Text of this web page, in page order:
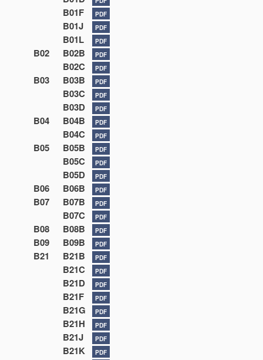
B01F PDF
B01J PDF
B01L PDF
B02 B02B PDF
B02C PDF
B03 B03B PDF
B03C PDF
B03D PDF
B04 B04B PDF
B04C PDF
B05 B05B PDF
B05C PDF
B05D PDF
B06 B06B PDF
B07 B07B PDF
B07C PDF
B08 B08B PDF
B09 B09B PDF
B21 B21B PDF
B21C PDF
B21D PDF
B21F PDF
B21G PDF
B21H PDF
B21J PDF
B21K PDF